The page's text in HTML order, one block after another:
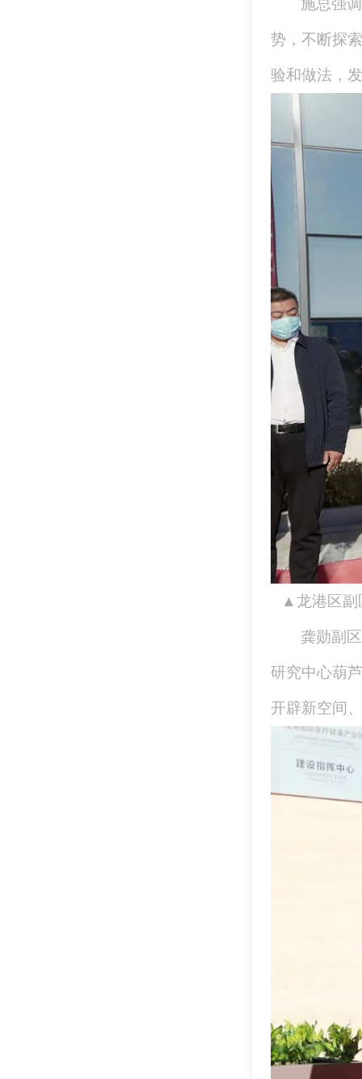
施总强调
势，不断探
验和做法，
▲ 龙港区
龚勋副
研究中心葫
开辟新空间